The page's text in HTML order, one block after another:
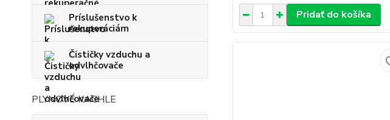
Príslušenstvo k
rekuperáciám
Čističky vzduchu a
odvlhčovače
PLYNOVÉ KACHLE
Pridať do košíka